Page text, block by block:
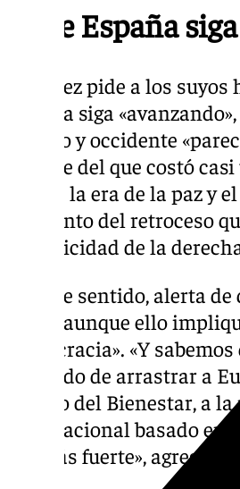
«Que España
Sánchez pide a los
España siga
mundo y occidente
terrible del que costó
de que la era de la paz y
momento del retroceso
complicidad de la
En este sentido, alerta
todo, «aunque ello
democracia». «Y
tratando de arrastrar a
Estado del Bienestar, a
internacional basado
del más fuerte», agrega